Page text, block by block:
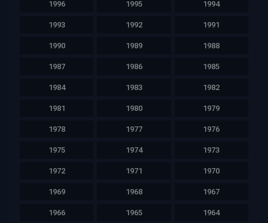
1996 1995 1994
1993 1992 1991
1990 1989 1988
1987 1986 1985
1984 1983 1982
1981 1980 1979
1978 1977 1976
1975 1974 1973
1972 1971 1970
1969 1968 1967
1966 1965 1964